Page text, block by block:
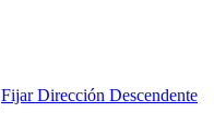
Fijar Dirección Descendente